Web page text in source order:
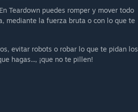
Teardown puedes romper y mover todo
mediante la fuerza bruta o con lo que te
evitar robots o robar lo que te pidan los
hagas..., ¡que no te pillen!